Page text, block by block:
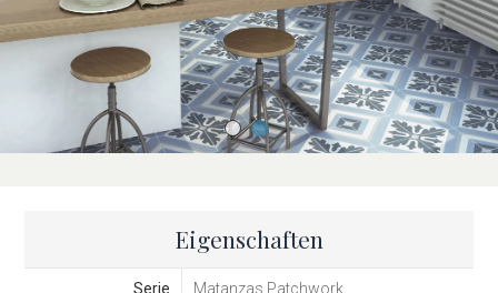
Eigenschaften
Serie Matanzas Patchwork